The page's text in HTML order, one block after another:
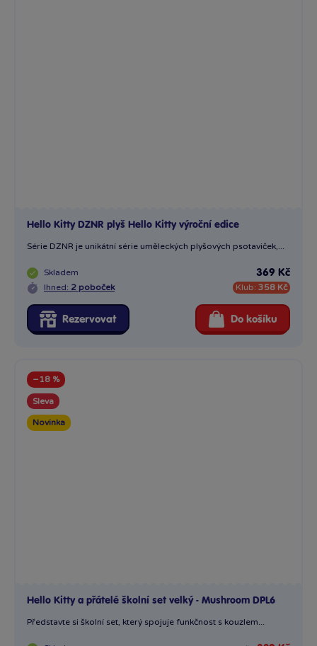
Hello Kitty DZNR plyš Hello Kitty výroční edice
Série DZNR je unikátní série uměleckých plyšových psotaviček,...
Skladem
Ihned: 2 poboček
369 Kč
Klub: 358 Kč
Rezervovat Do košíku
−18 %
Sleva
Novinka
Hello Kitty a přátelé školní set velký - Mushroom DPL6
Představte si školní set, který spojuje funkčnost s kouzlem...